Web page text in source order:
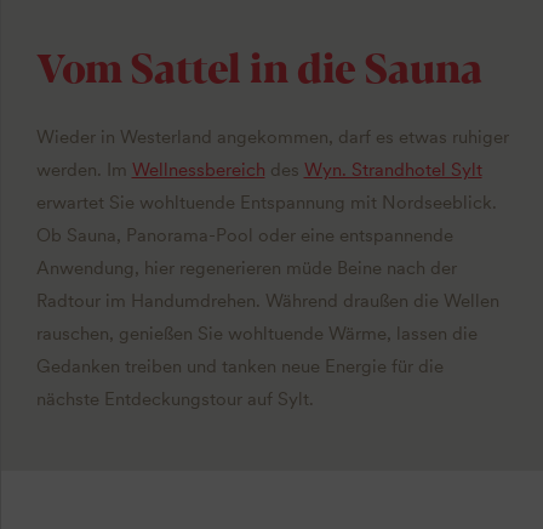
Vom Sattel in die Sauna
Wieder in Westerland angekommen, darf es etwas ruhiger
werden. Im Wellnessbereich des Wyn. Strandhotel Sylt
erwartet Sie wohltuende Entspannung mit Nordseeblick.
Ob Sauna, Panorama-Pool oder eine entspannende
Anwendung, hier regenerieren müde Beine nach der
Radtour im Handumdrehen. Während draußen die Wellen
rauschen, genießen Sie wohltuende Wärme, lassen die
Gedanken treiben und tanken neue Energie für die
nächste Entdeckungstour auf Sylt.